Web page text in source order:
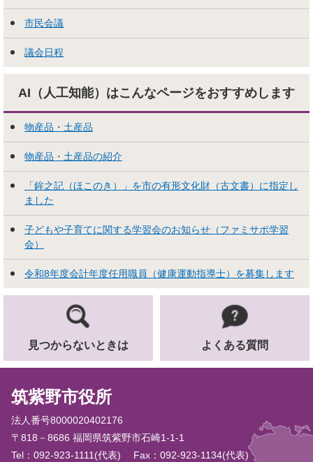
市民会議
議会日程
AI（人工知能）はこんなページをおすすめします
物産品・土産品
物産品・土産品の紹介
「鉾之記（ほこのき）」を市の有形文化財（古文書）に指定し
ました
子どもや子育てに関する学習会のお知らせ（ファミサポ学習
会）
令和8年度会計年度任用職員（健康運動指導士）を募集します
見つからないときは よくある質問
筑紫野市役所
法人番号8000020402176
〒818－8686 福岡県筑紫野市石崎1-1-1
Tel：092-923-1111(代表)
Fax：092-923-1134(代表)